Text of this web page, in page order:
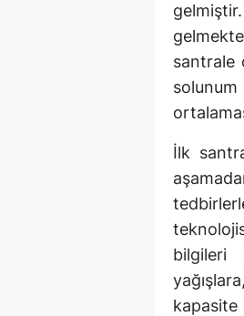
santrale
İlk
bilgileri